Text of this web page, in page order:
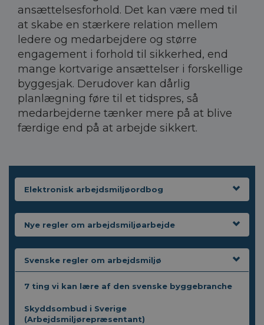
ansættelsesforhold. Det kan være med til
at skabe en stærkere relation mellem
ledere og medarbejdere og større
engagement i forhold til sikkerhed, end
mange kortvarige ansættelser i forskellige
byggesjak. Derudover kan dårlig
planlægning føre til et tidspres, så
medarbejderne tænker mere på at blive
færdige end på at arbejde sikkert.
Elektronisk arbejdsmiljøordbog
Nye regler om arbejdsmiljøarbejde
Svenske regler om arbejdsmiljø
7 ting vi kan lære af den svenske byggebranche
Skyddsombud i Sverige
(Arbejdsmiljørepræsentant)